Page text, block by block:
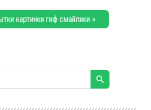
картинки гиф смайлики »